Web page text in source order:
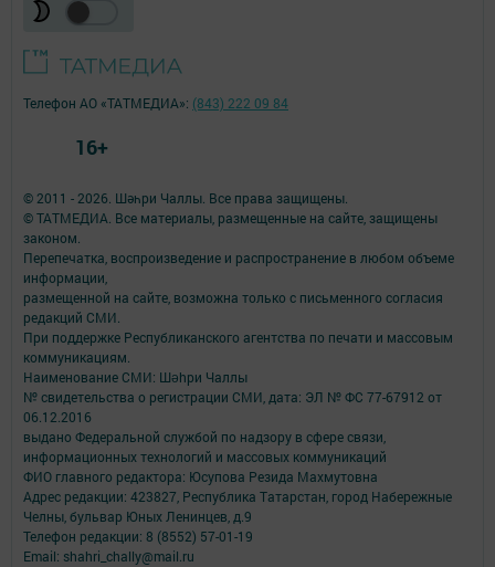
© 2011 - 2026. Шәһри Чаллы. Все права защищены.
© ТАТМЕДИА. Все материалы, размещенные на сайте, защищены
законом.
Перепечатка, воспроизведение и распространение в любом объеме
информации,
размещенной на сайте, возможна только с письменного согласия
редакций СМИ.
При поддержке Республиканского агентства по печати и массовым
коммуникациям.
Наименование СМИ: Шəhри Чаллы
№ свидетельства о регистрации СМИ, дата: ЭЛ № ФС 77-67912 от
06.12.2016
выдано Федеральной службой по надзору в сфере связи,
информационных технологий и массовых коммуникаций
ФИО главного редактора: Юсупова Резида Махмутовна
Адрес редакции: 423827, Республика Татарстан, город Набережные
Челны, бульвар Юных Ленинцев, д.9
Телефон редакции: 8 (8552) 57-01-19
Email: shahri_chally@mail.ru
Телефон АО «ТАТМЕДИА»: (843) 222 09 84
16+